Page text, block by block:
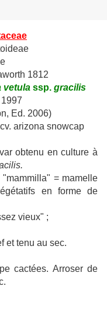
1812
vetula ssp. gracilis
Ed. 2006)
cv. arizona snowcap
obtenu en culture à
"mammilla" = mamelle
en forme de
vieux" ;
et tenu au sec.
cactées. Arroser de